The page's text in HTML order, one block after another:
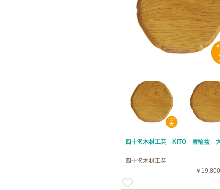
四十沢木材工芸 KITO 雪輪盆
四十沢木材工芸
￥